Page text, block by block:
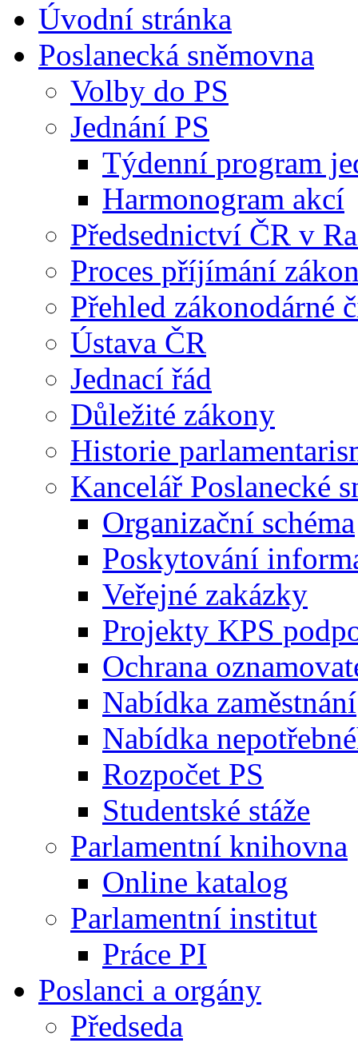
Úvodní stránka
Poslanecká sněmovna
Volby do PS
Jednání PS
Týdenní program
Harmonogram akcí
Předsednictví ČR v
Proces příjímání
Přehled zákonodárné
Ústava ČR
Jednací řád
Důležité zákony
Historie
Kancelář Poslanecké
Organizační schéma
Poskytování
Veřejné zakázky
Projekty KPS
Ochrana
Nabídka zaměstnání
Nabídka
Rozpočet PS
Studentské stáže
Parlamentní knihovna
Online katalog
Parlamentní institut
Práce PI
Poslanci a orgány
Předseda